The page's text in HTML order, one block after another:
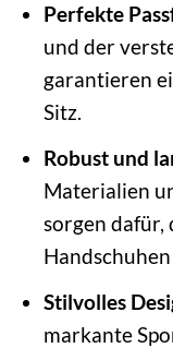
Perfekte
und der
garantieren
Sitz.
Robust und
Materialien
sorgen dafür,
Stilvolles
markante